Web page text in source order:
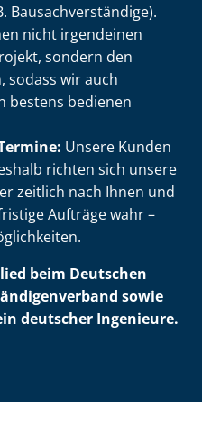
Bau­sach­ver­stän­di­ge).
nicht irgendeinen
sondern den
sodass wir auch
bestens bedienen
Unsere Kunden
richten sich unsere
zeitlich nach Ihnen und
Aufträge wahr –
beim Deutschen
sowie
deutscher Ingenieure.